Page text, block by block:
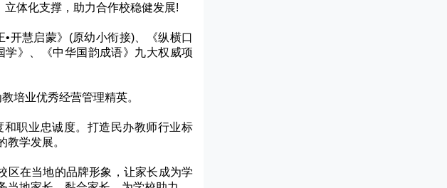
体化支撑，助力合作校稳健发展!
开慧启蒙》(原幼小衔接)、《纵横口
学》、《中华国韵成语》九大权威项
培业优秀经营管理精英。
职业忠诚度。打造民办教师行业标
学发展。
区在当地的品牌形象，让家长成为学